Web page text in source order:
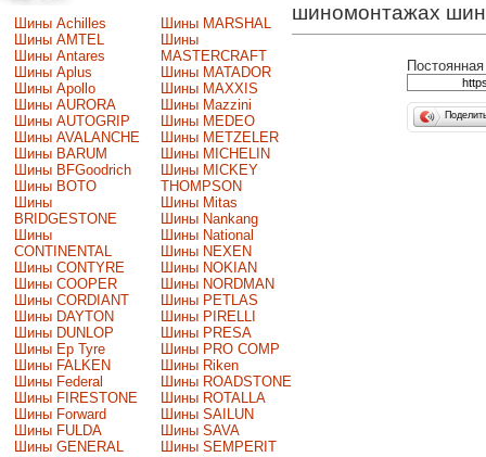
Шины Achilles
Шины AMTEL
Шины Antares
Шины Aplus
Шины Apollo
Шины AURORA
Шины AUTOGRIP
Шины AVALANCHE
Шины BARUM
Шины BFGoodrich
Шины BOTO
Шины
BRIDGESTONE
Шины
CONTINENTAL
Шины CONTYRE
Шины COOPER
Шины CORDIANT
Шины DAYTON
Шины DUNLOP
Шины Ep Tyre
Шины FALKEN
Шины Federal
Шины FIRESTONE
Шины Forward
Шины FULDA
Шины GENERAL
Шины MARSHAL
Шины
MASTERCRAFT
Шины MATADOR
Шины MAXXIS
Шины Mazzini
Шины MEDEO
Шины METZELER
Шины MICHELIN
Шины MICKEY
THOMPSON
Шины Mitas
Шины Nankang
Шины National
Шины NEXEN
Шины NOKIAN
Шины NORDMAN
Шины PETLAS
Шины PIRELLI
Шины PRESA
Шины PRO COMP
Шины Riken
Шины ROADSTONE
Шины ROTALLA
Шины SAILUN
Шины SAVA
Шины SEMPERIT
шиномонтажах